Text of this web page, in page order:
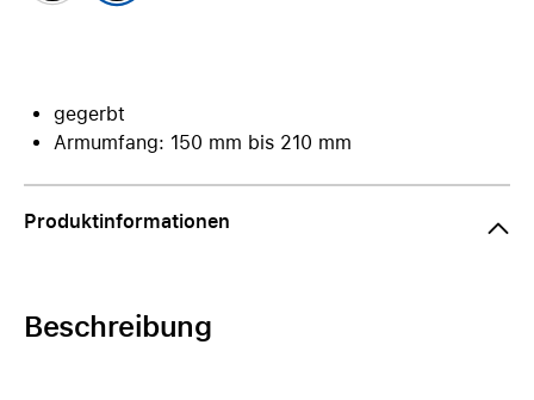
gegerbt
Armumfang: 150 mm bis 210 mm
Produktinformationen
Beschreibung